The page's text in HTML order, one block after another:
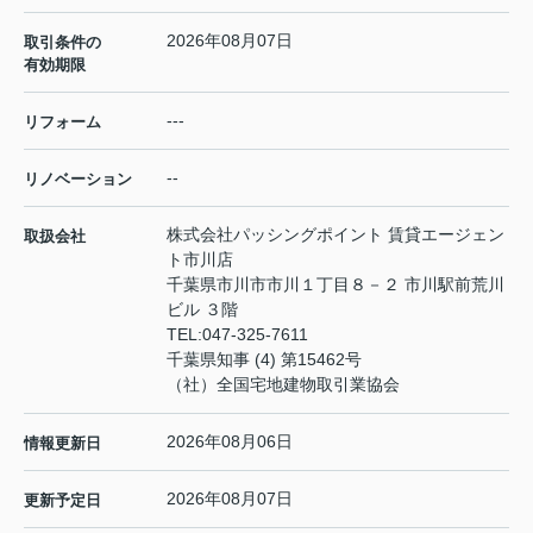
取引条件の
有効期限
2026年08月07日
リフォーム ---
リノベーション --
取扱会社
株式会社パッシングポイント 賃貸エージェン
ト市川店
千葉県市川市市川１丁目８－２ 市川駅前荒川
ビル ３階
TEL:047-325-7611
千葉県知事 (4) 第15462号
（社）全国宅地建物取引業協会
情報更新日 2026年08月06日
更新予定日 2026年08月07日